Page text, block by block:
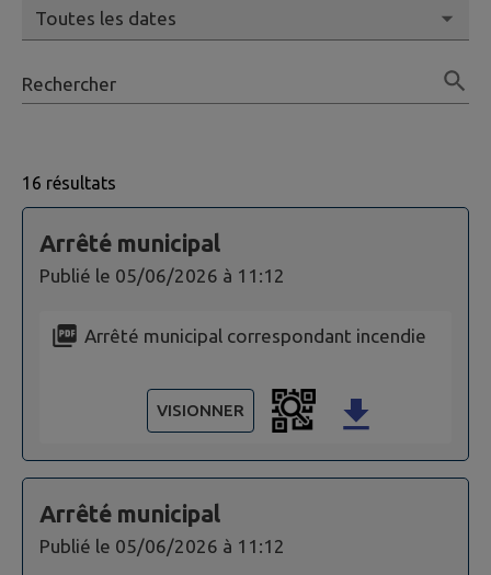
Rechercher
16 résultats
Arrêté municipal
Publié le 05/06/2026 à 11:12
Arrêté municipal correspondant incendie
VISIONNER
Arrêté municipal
Publié le 05/06/2026 à 11:12